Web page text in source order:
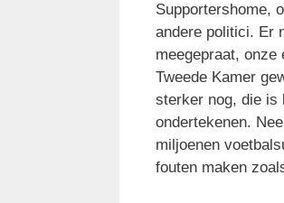
Supportershome,
andere politici. Er
meegepraat, onze
Tweede Kamer
sterker nog, die is
ondertekenen.
miljoenen
fouten maken